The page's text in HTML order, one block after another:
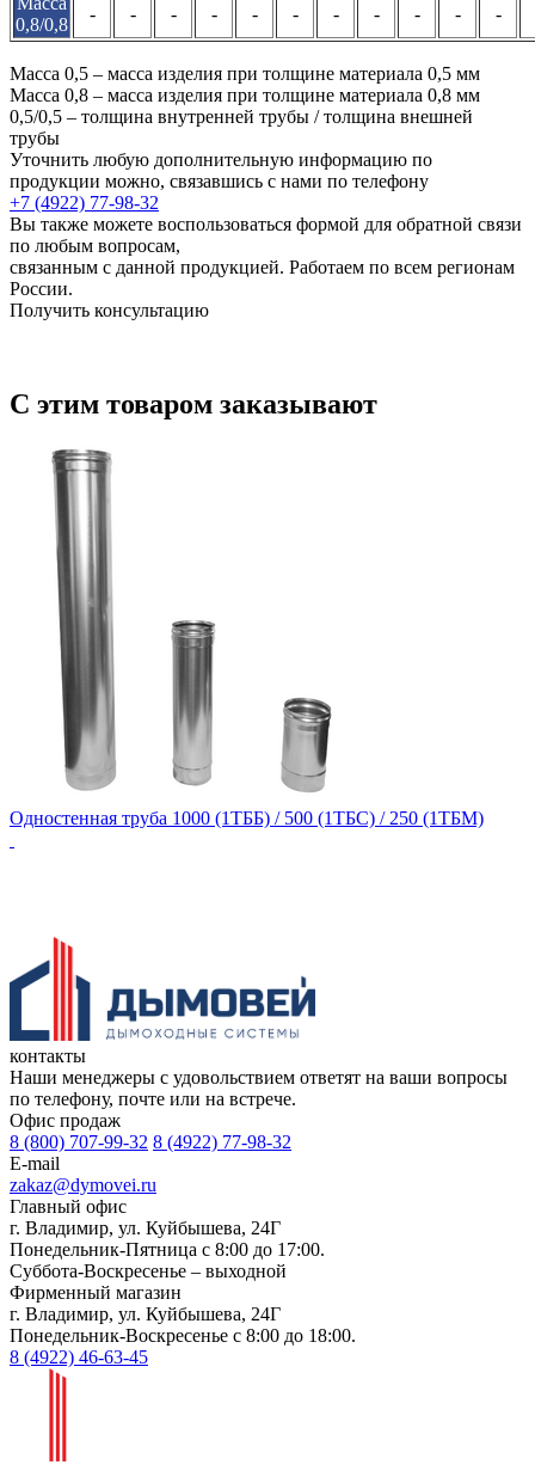
0,8/0,8
- - - - - - - - - - -
Масса 0,5 – масса изделия при толщине материала 0,5 мм
Масса 0,8 – масса изделия при толщине материала 0,8 мм
0,5/0,5 – толщина внутренней трубы / толщина внешней
трубы
Уточнить любую дополнительную информацию по
продукции можно, связавшись с нами по телефону
+7 (4922) 77-98-32
Вы также можете воспользоваться формой для обратной связи
по любым вопросам,
связанным с данной продукцией. Работаем по всем регионам
России.
Получить консультацию
С этим товаром заказывают
Одностенная труба 1000 (1ТББ) / 500 (1ТБС) / 250 (1ТБМ)
контакты
Наши менеджеры с удовольствием ответят на ваши вопросы
по телефону, почте или на встрече.
Офис продаж
8 (800) 707-99-32 8 (4922) 77-98-32
E-mail
zakaz@dymovei.ru
Главный офис
г. Владимир, ул. Куйбышева, 24Г
Понедельник-Пятница с 8:00 до 17:00.
Суббота-Воскресенье – выходной
Фирменный магазин
г. Владимир, ул. Куйбышева, 24Г
Понедельник-Воскресенье с 8:00 до 18:00.
8 (4922) 46-63-45